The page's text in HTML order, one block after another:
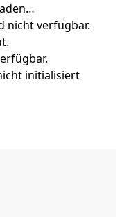
nicht verfügbar.
initialisiert